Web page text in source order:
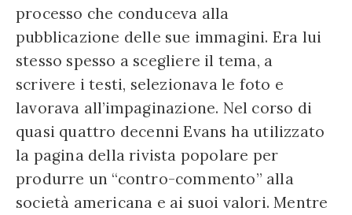
processo che conduceva alla
pubblicazione delle sue immagini. Era lui
stesso spesso a scegliere il tema, a
scrivere i testi, selezionava le foto e
lavorava all’impaginazione. Nel corso di
quasi quattro decenni Evans ha utilizzato
la pagina della rivista popolare per
produrre un “contro-commento” alla
società americana e ai suoi valori. Mentre